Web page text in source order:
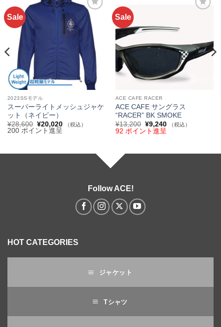
Sale
お気
に入
りへ
追加
2023SSモデル
スーパーライトメッシュジャケ
ット（ネイビー）
¥28,600 元
の
¥28,600
¥20,020現
在
は
（税込）
200 ポイント進呈
Sale
ACE CAFE RACER
ACE CAFE サングラス
“RACER” BK SMOKE
¥13,200 元
の
価
¥13,200
¥9,240現
在
は
（税込）
92 ポイント進呈
Follow ACE!
HOT CATEGORIES
ジャケット
Tシャツ